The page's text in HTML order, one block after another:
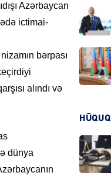
Azərbaycan
ictimai-
bərpası
alındı və
dünya
XARİCİ
HÜQUQ